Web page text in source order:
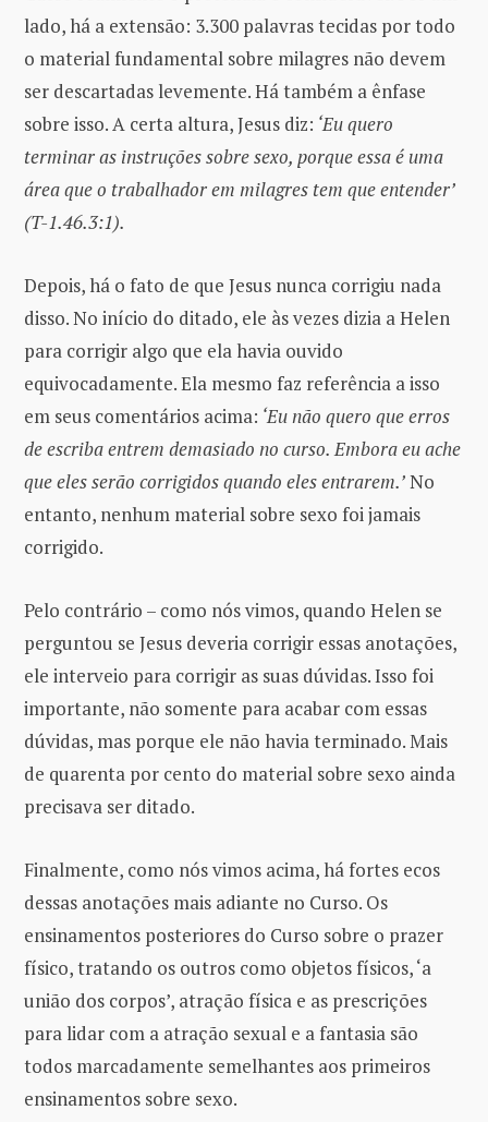
lado, há a extensão: 3.300 palavras tecidas por todo
o material fundamental sobre milagres não devem
ser descartadas levemente. Há também a ênfase
sobre isso. A certa altura, Jesus diz: ‘Eu quero
terminar as instruções sobre sexo, porque essa é uma
área que o trabalhador em milagres tem que entender’
(T-1.46.3:1).
Depois, há o fato de que Jesus nunca corrigiu nada
disso. No início do ditado, ele às vezes dizia a Helen
para corrigir algo que ela havia ouvido
equivocadamente. Ela mesmo faz referência a isso
em seus comentários acima: ‘Eu não quero que erros
de escriba entrem demasiado no curso. Embora eu ache
que eles serão corrigidos quando eles entrarem.’No
entanto, nenhum material sobre sexo foi jamais
corrigido.
Pelo contrário – como nós vimos, quando Helen se
perguntou se Jesus deveria corrigir essas anotações,
ele interveio para corrigir as suas dúvidas. Isso foi
importante, não somente para acabar com essas
dúvidas, mas porque ele não havia terminado. Mais
de quarenta por cento do material sobre sexo ainda
precisava ser ditado.
Finalmente, como nós vimos acima, há fortes ecos
dessas anotações mais adiante no Curso. Os
ensinamentos posteriores do Curso sobre o prazer
físico, tratando os outros como objetos físicos, ‘a
união dos corpos’, atração física e as prescrições
para lidar com a atração sexual e a fantasia são
todos marcadamente semelhantes aos primeiros
ensinamentos sobre sexo.